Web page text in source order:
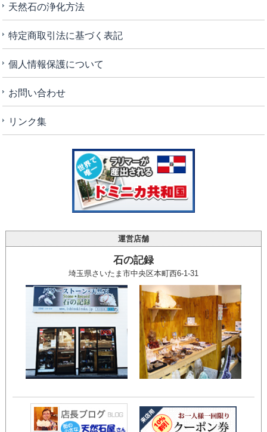
天然石の浄化方法
特定商取引法に基づく表記
個人情報保護について
お問い合わせ
リンク集
運営店舗
石の記録
埼玉県さいたま市中央区本町西6-1-31